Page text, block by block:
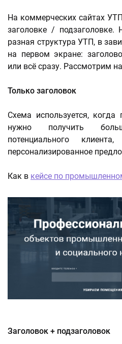
На коммерческих сайтах
заголовке / подзаголовке.
разная структура УТП, в
на первом экране:
или всё сразу. Рассмотрим
Только заголовок
Схема используется,
нужно получить
потенциального
персонализированное
Как в кейсе по
Заголовок + подзаголовок